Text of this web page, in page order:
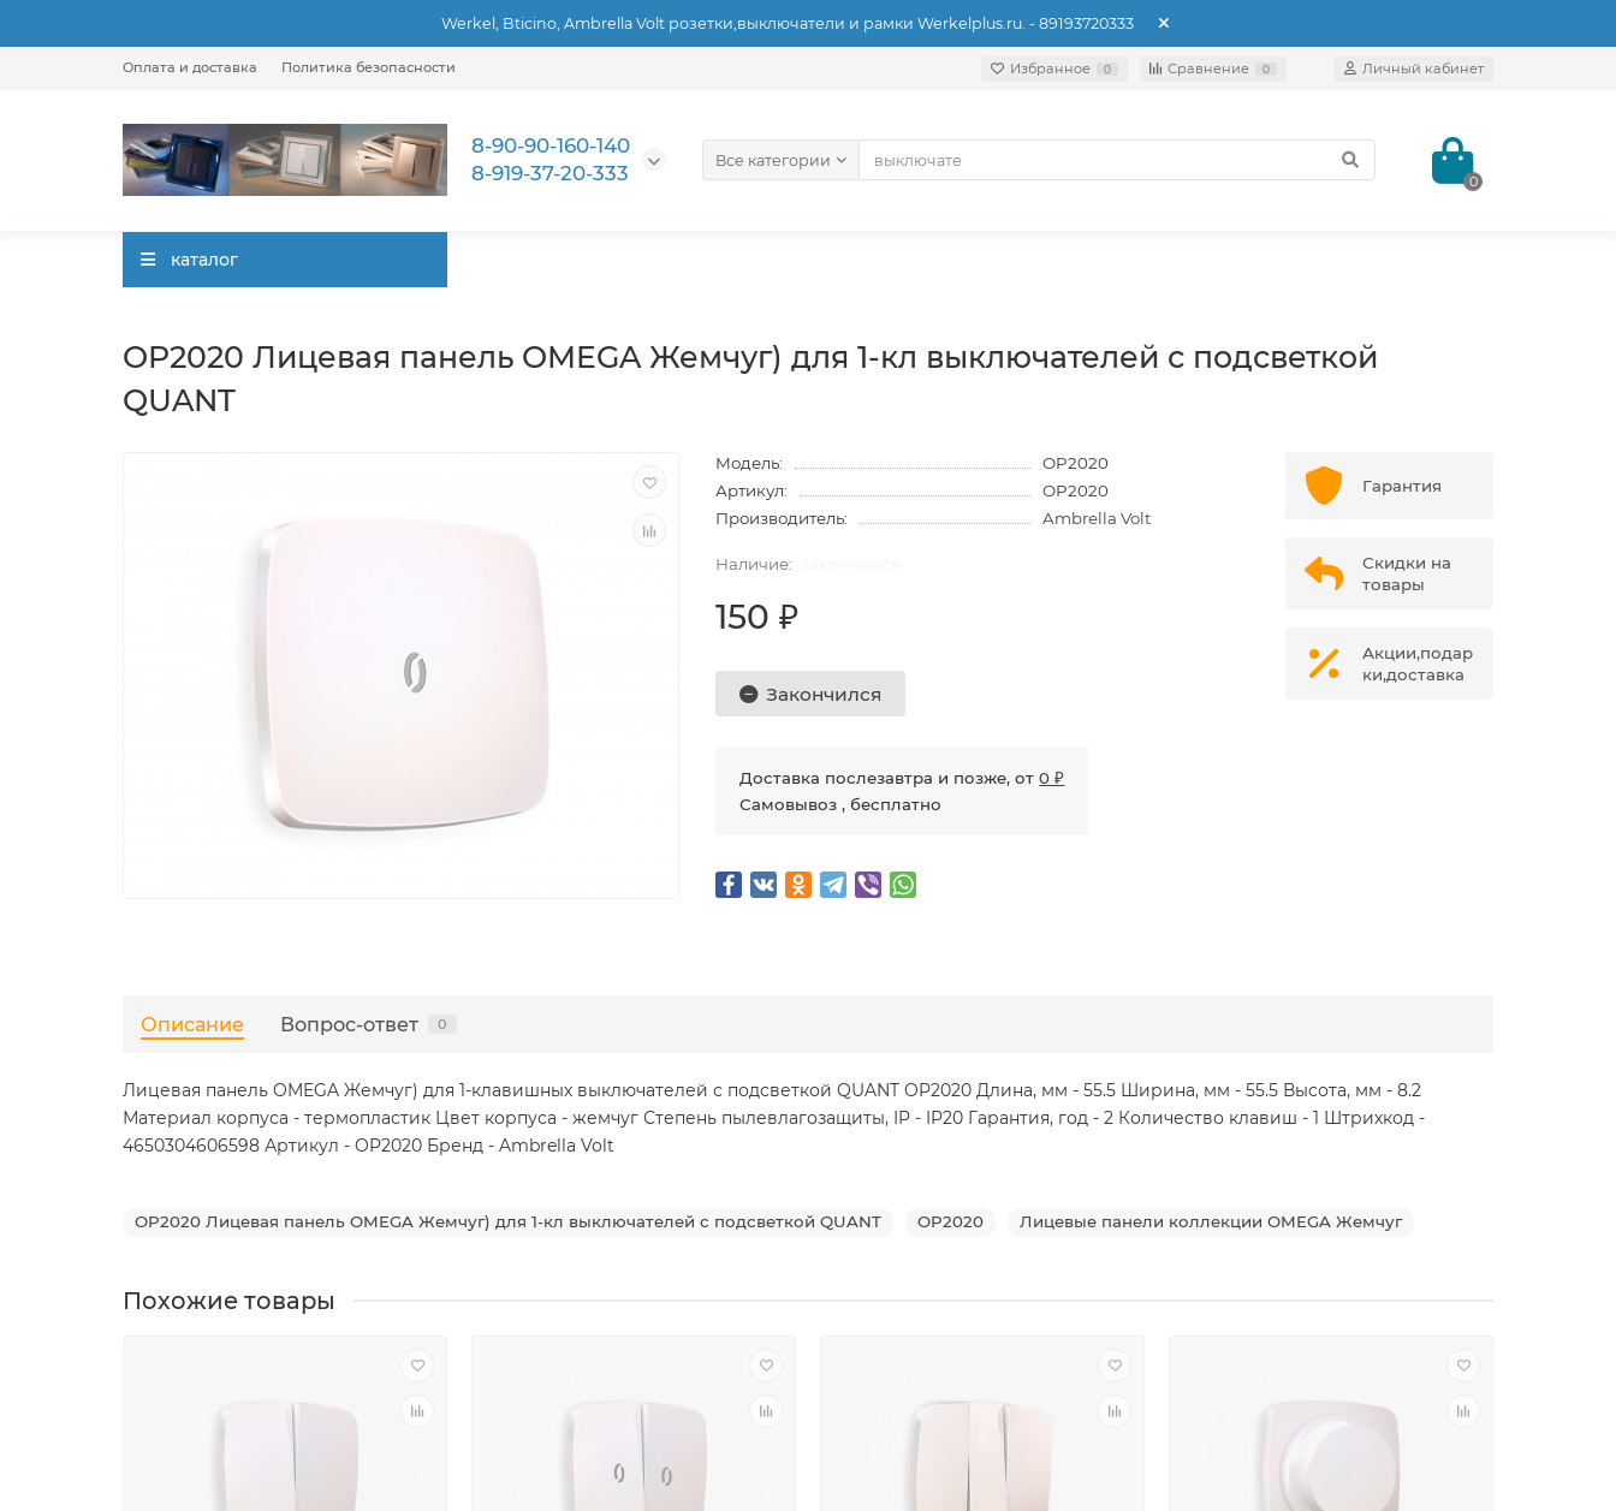
Werkel, Bticino, Ambrella Volt розетки,выключатели и рамки Werkelplus.ru. - 89193720333
Оплата и доставка Политика безопасности Избранное 0 Сравнение 0 Личный кабинет
Все категории
8-90-90-160-140
8-919-37-20-333
0
каталог
OP2020 Лицевая панель OMEGA Жемчуг) для 1-кл выключателей с подсветкой
QUANT
Модель:
OP2020
Артикул:
OP2020
Производитель:
Ambrella Volt
150 ₽
Закончился
Доставка послезавтра и позже, от0 ₽
Самовывоз , бесплатно
Гарантия
Скидки на
товары
Акции,подар
ки,доставка
Описание Вопрос-ответ 0
Лицевая панель OMEGA Жемчуг) для 1-клавишных выключателей с подсветкой QUANT OP2020 Длина, мм - 55.5 Ширина, мм - 55.5 Высота, мм - 8.2
Материал корпуса - термопластик Цвет корпуса - жемчуг Степень пылевлагозащиты, IP - IP20 Гарантия, год - 2 Количество клавиш - 1 Штрихкод -
4650304606598 Артикул - OP2020 Бренд - Ambrella Volt
OP2020 Лицевая панель OMEGA Жемчуг) для 1-кл выключателей с подсветкой QUANT OP2020 Лицевые панели коллекции OMEGA Жемчуг
Похожие товары